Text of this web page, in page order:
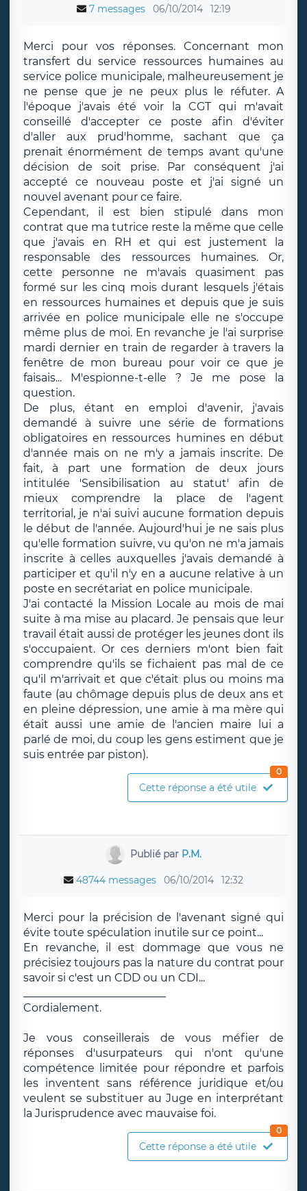
7 messages 06/10/2014 12:19
Merci pour vos réponses. Concernant mon
transfert du service ressources humaines au
service police municipale, malheureusement je
ne pense que je ne peux plus le réfuter. A
l'époque j'avais été voir la CGT qui m'avait
conseillé d'accepter ce poste afin d'éviter
d'aller aux prud'homme, sachant que ça
prenait énormément de temps avant qu'une
décision de soit prise. Par conséquent j'ai
accepté ce nouveau poste et j'ai signé un
nouvel avenant pour ce faire.
Cependant, il est bien stipulé dans mon
contrat que ma tutrice reste la même que celle
que j'avais en RH et qui est justement la
responsable des ressources humaines. Or,
cette personne ne m'avais quasiment pas
formé sur les cinq mois durant lesquels j'étais
en ressources humaines et depuis que je suis
arrivée en police municipale elle ne s'occupe
même plus de moi. En revanche je l'ai surprise
mardi dernier en train de regarder à travers la
fenêtre de mon bureau pour voir ce que je
faisais... M'espionne-t-elle ? Je me pose la
question.
De plus, étant en emploi d'avenir, j'avais
demandé à suivre une série de formations
obligatoires en ressources humines en début
d'année mais on ne m'y a jamais inscrite. De
fait, à part une formation de deux jours
intitulée 'Sensibilisation au statut' afin de
mieux comprendre la place de l'agent
territorial, je n'ai suivi aucune formation depuis
le début de l'année. Aujourd'hui je ne sais plus
qu'elle formation suivre, vu qu'on ne m'a jamais
inscrite à celles auxquelles j'avais demandé à
participer et qu'il n'y en a aucune relative à un
poste en secrétariat en police municipale.
J'ai contacté la Mission Locale au mois de mai
suite à ma mise au placard. Je pensais que leur
travail était aussi de protéger les jeunes dont ils
s'occupaient. Or ces derniers m'ont bien fait
comprendre qu'ils se fichaient pas mal de ce
qu'il m'arrivait et que c'était plus ou moins ma
faute (au chômage depuis plus de deux ans et
en pleine dépression, une amie à ma mère qui
était aussi une amie de l'ancien maire lui a
parlé de moi, du coup les gens estiment que je
suis entrée par piston).
Cette réponse a été utile
0
Publié par P.M.
48744 messages 06/10/2014 12:32
Merci pour la précision de l'avenant signé qui
évite toute spéculation inutile sur ce point...
En revanche, il est dommage que vous ne
précisiez toujours pas la nature du contrat pour
savoir si c'est un CDD ou un CDI...
Cordialement.
Je vous conseillerais de vous méfier de
réponses d'usurpateurs qui n'ont qu'une
compétence limitée pour répondre et parfois
les inventent sans référence juridique et/ou
veulent se substituer au Juge en interprétant
la Jurisprudence avec mauvaise foi.
Cette réponse a été utile
0